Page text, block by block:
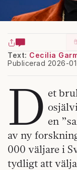
kan du göra det
Text: Cecilia
Publicerad 2026-
D et
en
av ny
000 väljare i
tydligt att